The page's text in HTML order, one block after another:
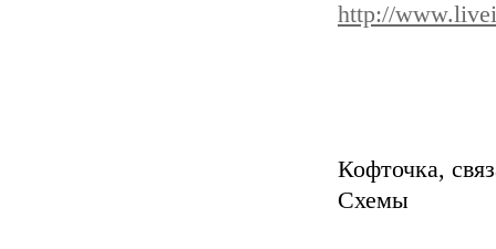
http://
Кофточка,